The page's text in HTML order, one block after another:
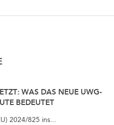
WAS DAS NEUE UWG-
BEDEUTET
2024/825 ins...